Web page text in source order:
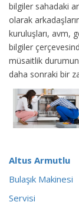
bilgiler sahadaki
olarak
kuruluşları, avm,
bilgiler
müsaitlik
daha sonraki bir
Altus Armutlu
Bulaşık Makinesi
Servisi